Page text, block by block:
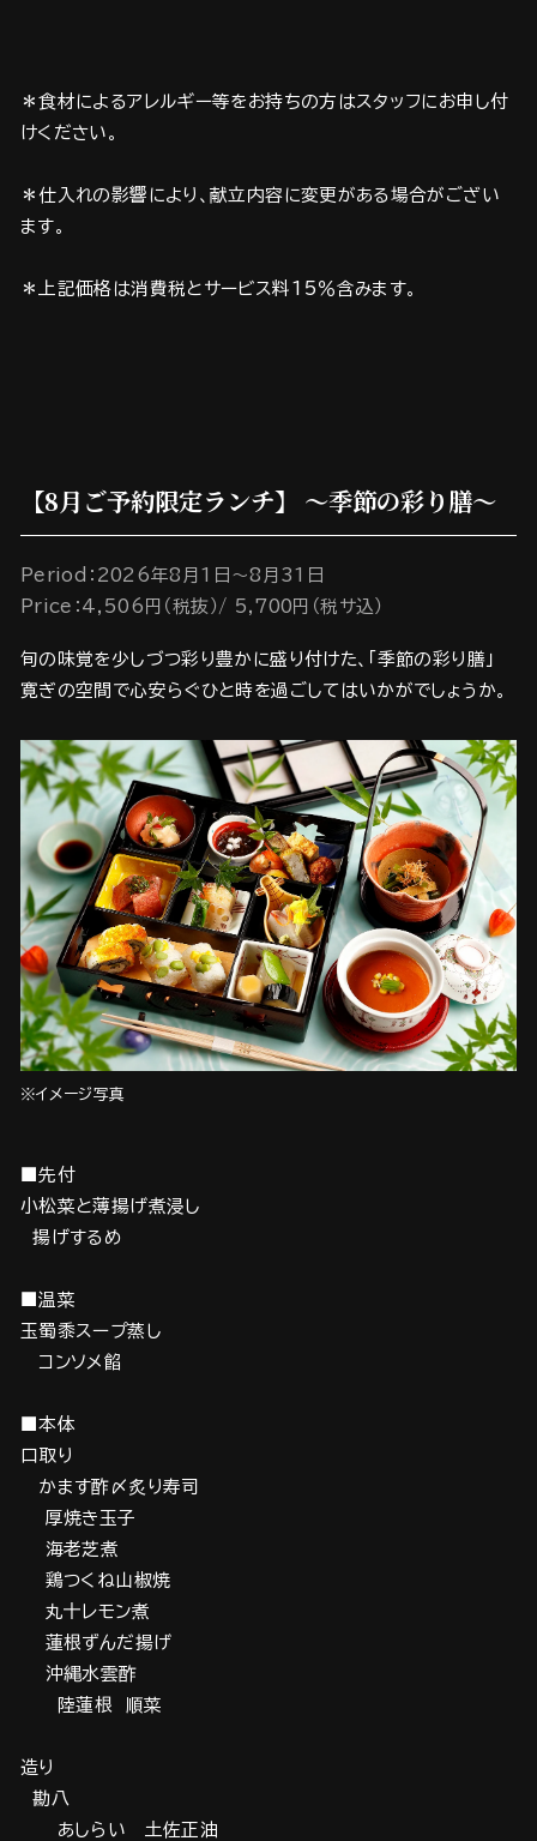
＊食材によるアレルギー等をお持ちの方はスタッフにお申し付
けください。
＊仕入れの影響により、献立内容に変更がある場合がござい
ます。
＊上記価格は消費税とサービス料15％含みます。
【8月ご予約限定ランチ】 ～季節の彩り膳～
Period：2026年8月1日～8月31日
Price：4,506円（税抜）/ 5,700円（税サ込）
旬の味覚を少しづつ彩り豊かに盛り付けた、「季節の彩り膳」
寛ぎの空間で心安らぐひと時を過ごしてはいかがでしょうか。
※イメージ写真
■先付
小松菜と薄揚げ煮浸し
揚げするめ
■温菜
玉蜀黍スープ蒸し
コンソメ餡
■本体
口取り
かます酢〆炙り寿司
厚焼き玉子
海老芝煮
鶏つくね山椒焼
丸十レモン煮
蓮根ずんだ揚げ
沖縄水雲酢
陸蓮根 順菜
造り
勘八
あしらい 土佐正油